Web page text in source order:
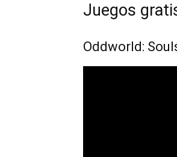
Juegos
Oddworld: